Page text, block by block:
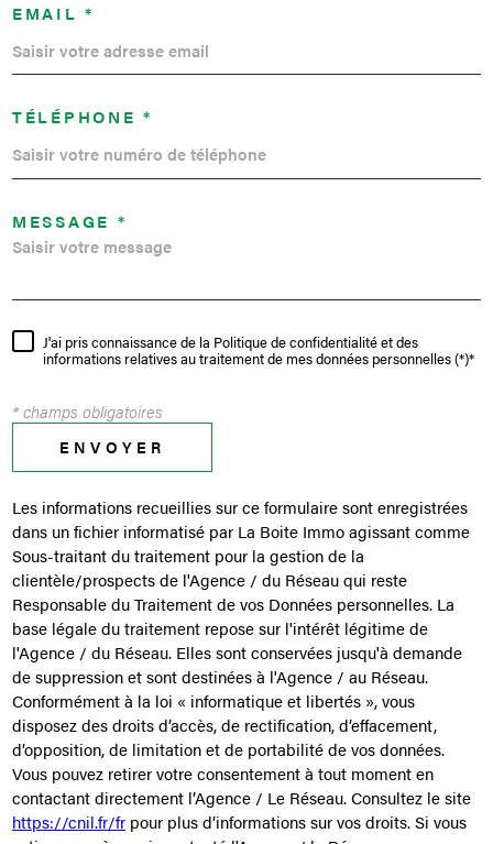
EMAIL *
TÉLÉPHONE *
MESSAGE *
J'ai pris connaissance de la Politique de confidentialité et des
informations relatives au traitement de mes données personnelles (*)*
* champs obligatoires
ENVOYER
Les informations recueillies sur ce formulaire sont enregistrées
dans un fichier informatisé par La Boite Immo agissant comme
Sous-traitant du traitement pour la gestion de la
clientèle/prospects de l'Agence / du Réseau qui reste
Responsable du Traitement de vos Données personnelles. La
base légale du traitement repose sur l'intérêt légitime de
l'Agence / du Réseau. Elles sont conservées jusqu'à demande
de suppression et sont destinées à l'Agence / au Réseau.
Conformément à la loi « informatique et libertés », vous
disposez des droits d’accès, de rectification, d’effacement,
d’opposition, de limitation et de portabilité de vos données.
Vous pouvez retirer votre consentement à tout moment en
contactant directement l’Agence / Le Réseau. Consultez le site
https://cnil.fr/fr pour plus d’informations sur vos droits. Si vous